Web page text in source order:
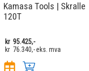
Kamasa Tools | Skralle
120T
kr 95.425,-
kr 76.340,-eks. mva